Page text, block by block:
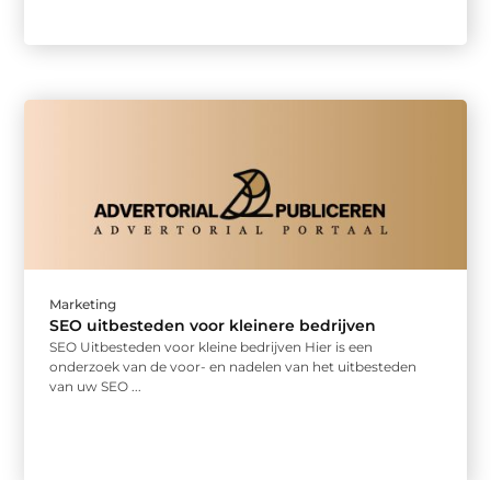
Marketing
SEO uitbesteden voor kleinere bedrijven
SEO Uitbesteden voor kleine bedrijven Hier is een
onderzoek van de voor- en nadelen van het uitbesteden
van uw SEO ...